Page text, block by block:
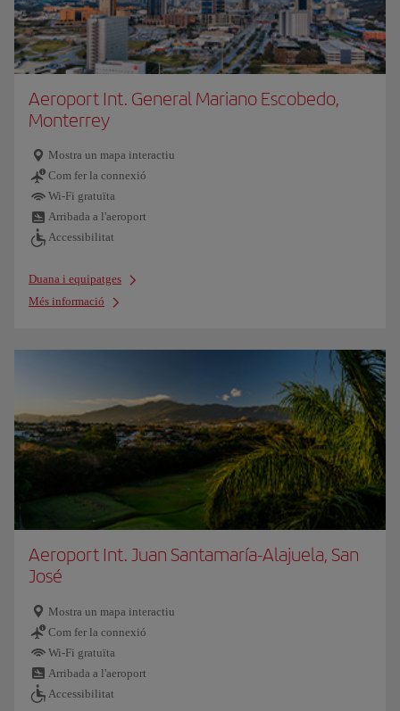
Aeroport Int. General Mariano Escobedo,
Monterrey
Mostra un mapa interactiu
Com fer la connexió
Wi-Fi gratuïta
Arribada a l'aeroport
Accessibilitat
Duana i equipatges
Més informació
Aeroport Int. Juan Santamaría-Alajuela, San
José
Mostra un mapa interactiu
Com fer la connexió
Wi-Fi gratuïta
Arribada a l'aeroport
Accessibilitat